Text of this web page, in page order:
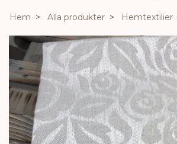
Hem Alla produkter Hemtextilier